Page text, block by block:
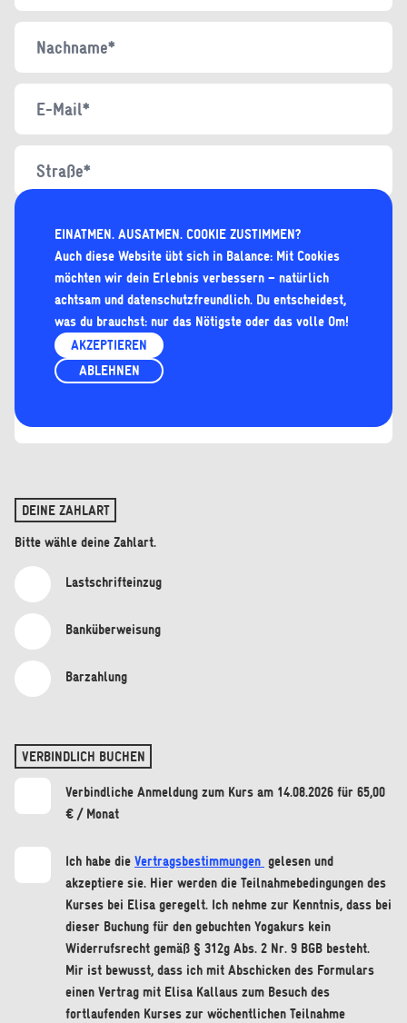
DEINE ZAHLART
Bitte wähle deine Zahlart.
Lastschrifteinzug
Banküberweisung
Barzahlung
VERBINDLICH BUCHEN
Verbindliche Anmeldung zum Kurs am 14.08.2026 für 65,00
€ / Monat
Ich habe die Vertragsbestimmungen gelesen und
akzeptiere sie. Hier werden die Teilnahmebedingungen des
Kurses bei Elisa geregelt. Ich nehme zur Kenntnis, dass bei
dieser Buchung für den gebuchten Yogakurs kein
Widerrufsrecht gemäß § 312g Abs. 2 Nr. 9 BGB besteht.
Mir ist bewusst, dass ich mit Abschicken des Formulars
einen Vertrag mit Elisa Kallaus zum Besuch des
fortlaufenden Kurses zur wöchentlichen Teilnahme
EINATMEN. AUSATMEN. COOKIE ZUSTIMMEN?
Auch diese Website übt sich in Balance: Mit Cookies
möchten wir dein Erlebnis verbessern – natürlich
achtsam und datenschutzfreundlich. Du entscheidest,
was du brauchst: nur das Nötigste oder das volle Om!
AKZEPTIEREN
ABLEHNEN